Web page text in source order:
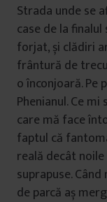
Strada unde se
case de la finalul
forjat, și clădiri
frântură de
o înconjoară.
Phenianul. Ce
care mă face
faptul că
reală decât
suprapuse.
de parcă aș